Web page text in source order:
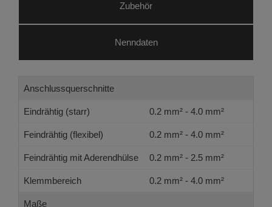
Zubehör
Nenndaten
Anschlussquerschnitte
Eindrähtig (starr) 0.2 mm² - 4.0 mm²
Feindrähtig (flexibel) 0.2 mm² - 4.0 mm²
Feindrähtig mit Aderendhülse 0.2 mm² - 2.5 mm²
Klemmbereich 0.2 mm² - 4.0 mm²
Maße